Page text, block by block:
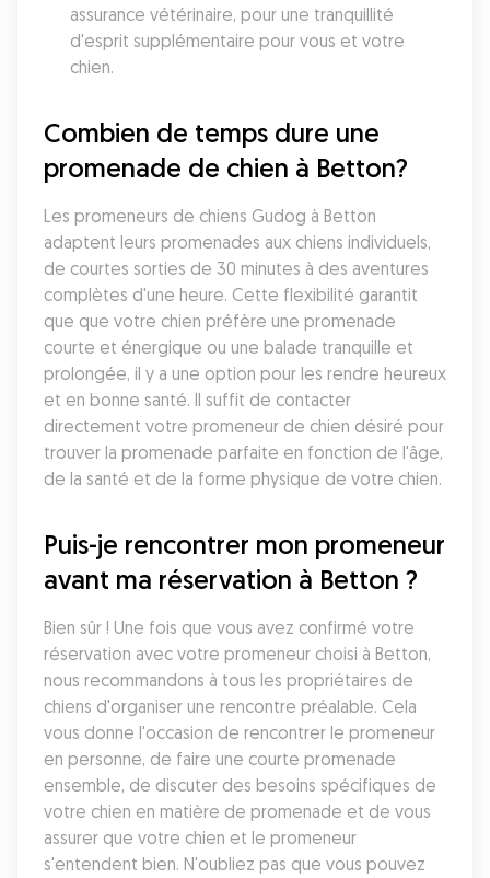
assurance vétérinaire, pour une tranquillité
d'esprit supplémentaire pour vous et votre
chien.
Combien de temps dure une
promenade de chien à Betton?
Les promeneurs de chiens Gudog à Betton
adaptent leurs promenades aux chiens individuels,
de courtes sorties de 30 minutes à des aventures
complètes d'une heure. Cette flexibilité garantit
que que votre chien préfère une promenade
courte et énergique ou une balade tranquille et
prolongée, il y a une option pour les rendre heureux
et en bonne santé. Il suffit de contacter
directement votre promeneur de chien désiré pour
trouver la promenade parfaite en fonction de l'âge,
de la santé et de la forme physique de votre chien.
Puis-je rencontrer mon promeneur
avant ma réservation à Betton ?
Bien sûr ! Une fois que vous avez confirmé votre
réservation avec votre promeneur choisi à Betton,
nous recommandons à tous les propriétaires de
chiens d'organiser une rencontre préalable. Cela
vous donne l'occasion de rencontrer le promeneur
en personne, de faire une courte promenade
ensemble, de discuter des besoins spécifiques de
votre chien en matière de promenade et de vous
assurer que votre chien et le promeneur
s'entendent bien. N'oubliez pas que vous pouvez